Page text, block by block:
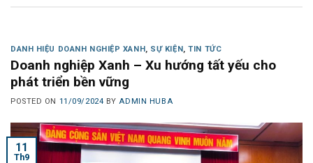
DANH HIỆU DOANH NGHIỆP XANH , SỰ KIỆN ,TIN TỨC
Doanh nghiệp Xanh – Xu hướng tất yếu cho
phát triển bền vững
POSTED ON 11/09/2024 BYADMIN HUBA
11
Th9